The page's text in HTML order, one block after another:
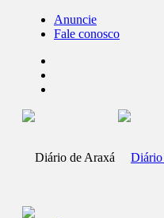
Anuncie
Fale conosco